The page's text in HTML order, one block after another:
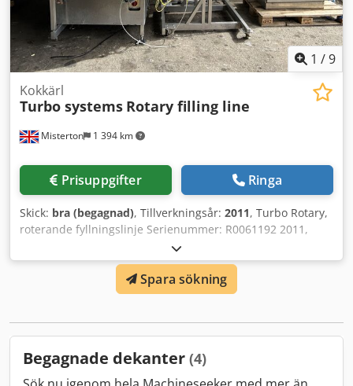
1 /9
Misterton 1 394 km
Kokkärl
Turbo systems Rotary filling line
Prisuppgifter Ringa
Skick: bra (begagnad), Tillverkningsår: 2011, Turbo Rotary,
roterande fyllningslinje Serienummer: R0061192 2011,
rostfri, roterande fyllningslinje bestående av Turbo D253P
fyllare, stapelavskiljare, lockapplikator och lockförslutare
samt utmatningsband. Tidigare använd för fyllning av fyra
portionsbägare sås i multipack. Verktygsmått: 100 mm x
Spara sökning
Begagnade dekanter (4)